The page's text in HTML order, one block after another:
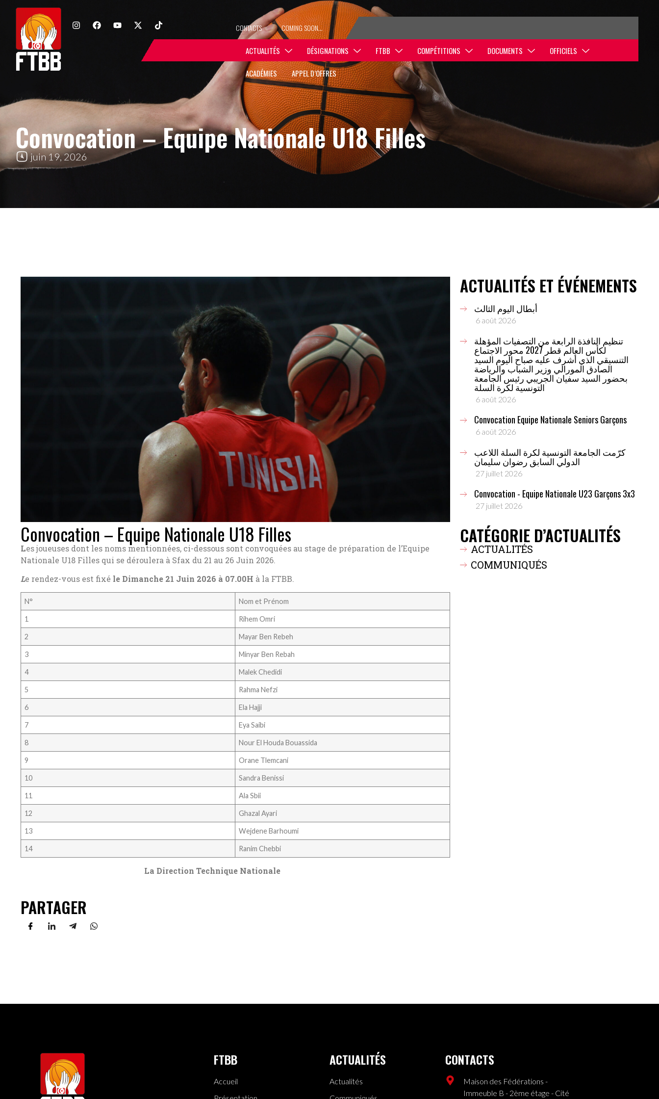
CONTACTS COMING SOON…
ACTUALITÉS DÉSIGNATIONS FTBB COMPÉTITIONS DOCUMENTS OFFICIELS
ACADÉMIES APPEL D’OFFRES
Convocation – Equipe Nationale U18 Filles
juin 19, 2026
Convocation – Equipe Nationale U18 Filles
Les joueuses dont les noms mentionnées, ci-dessous sont convoquées au stage de préparation de l’Equipe
Nationale U18 Filles qui se déroulera à Sfax du 21 au 26 Juin 2026.
Le rendez-vous est fixé le Dimanche 21 Juin 2026 à 07.00H à la FTBB.
N° Nom et Prénom
1 Rihem Omri
2 Mayar Ben Rebeh
3 Minyar Ben Rebah
4 Malek Chedidi
5 Rahma Nefzi
6 Ela Hajji
7 Eya Saibi
8 Nour El Houda Bouassida
9 Orane Tlemcani
10 Sandra Benissi
11 Ala Sbii
12 Ghazal Ayari
13 Wejdene Barhoumi
14 Ranim Chebbi
La Direction Technique Nationale
PARTAGER
ACTUALITÉS ET ÉVÉNEMENTS
أبطال اليوم الثالث
6 août 2026
تنظيم النافذة الرابعة من التصفيات المؤهلة
لكأس العالم قطر 2027 محور الاجتماع
التنسيقي الذي أشرف عليه صباح اليوم السيد
الصادق المورالي وزير الشباب والرياضة
بحضور السيد سفيان الجريبي رئيس الجامعة
التونسية لكرة السلة
6 août 2026
Convocation Equipe Nationale Seniors Garçons
6 août 2026
كرّمت الجامعة التونسية لكرة السلة اللاعب
الدولي السابق رضوان سليمان
27 juillet 2026
Convocation - Equipe Nationale U23 Garçons 3x3
27 juillet 2026
CATÉGORIE D’ACTUALITÉS
ACTUALITÉS
COMMUNIQUÉS
FTBB
Accueil
ACTUALITÉS
Actualités
CONTACTS
Maison des Fédérations -
Immeuble B - 2ème étage - Cité